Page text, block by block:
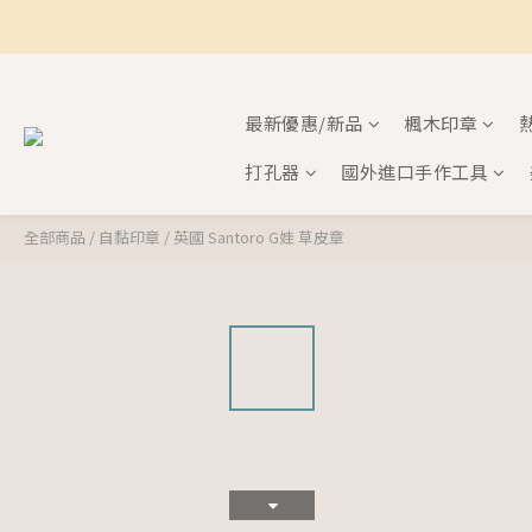
最新優惠/新品 楓木印章
打孔器
國外進口手作工具
全部商品 / 自黏印章 / 英國 Santoro G娃 草皮章